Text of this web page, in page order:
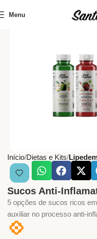
Menu
Início Dietas e Kits
Sucos Anti-
5 opções de sucos ricos
auxiliar no processo anti-
💠